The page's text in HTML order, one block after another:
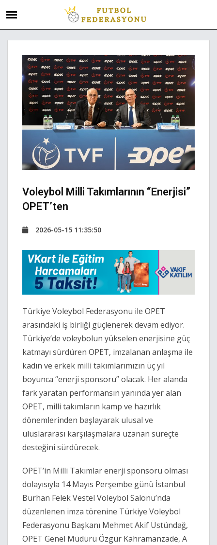
Voleybol Milli Takımlarının “enerjisi”
OPET’ten
2026-05-15 11:35:50
Türkiye Voleybol Federasyonu ile OPET
arasındaki iş birliği güçlenerek devam ediyor.
Türkiye’de voleybolun yükselen enerjisine güç
katmayı sürdüren OPET, imzalanan anlaşma ile
kadın ve erkek milli takımlarımızın üç yıl
boyunca “enerji sponsoru” olacak. Her alanda
fark yaratan performansın yanında yer alan
OPET, milli takımların kamp ve hazırlık
dönemlerinden başlayarak ulusal ve
uluslararası karşılaşmalara uzanan süreçte
desteğini sürdürecek.
OPET’in Milli Takımlar enerji sponsoru olması
dolayısıyla 14 Mayıs Perşembe günü İstanbul
Burhan Felek Vestel Voleybol Salonu’nda
düzenlenen imza törenine Türkiye Voleybol
Federasyonu Başkanı Mehmet Akif Üstündağ,
OPET Genel Müdürü Özgür Kahramanzade, A